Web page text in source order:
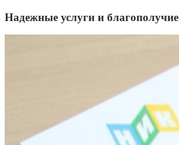
Надежные услуги и благополучие